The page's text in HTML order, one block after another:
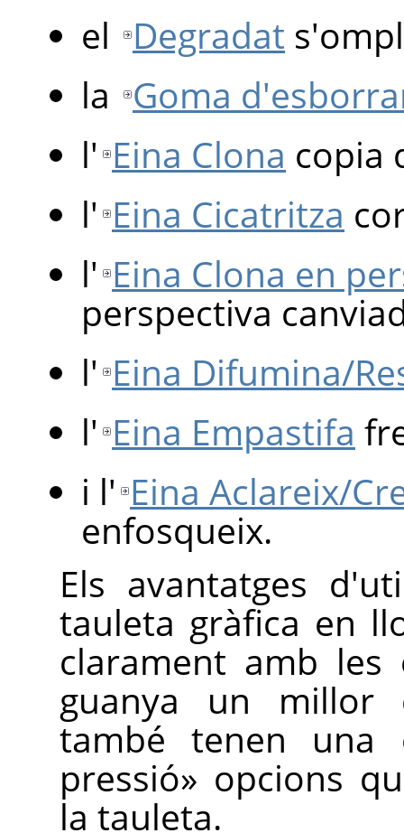
el Degradat
la Goma
l' Eina Clona copia
l' Eina Cicatritza
l' Eina Clona en
perspectiva
l' Eina Difumina/
l' Eina Empastifa
i l' Eina Aclareix/
enfosqueix.
Els avantatges
tauleta gràfica en
clarament amb
guanya un millor
també tenen una
pressió» opcions
la tauleta.